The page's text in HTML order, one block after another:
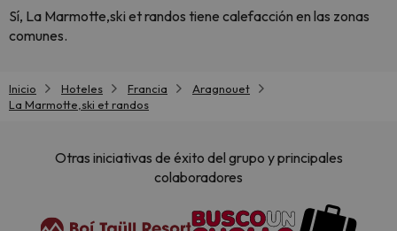
Sí, La Marmotte,ski et randos tiene calefacción en las zonas
comunes.
Inicio Hoteles Francia
Aragnouet
La Marmotte,ski et randos
Otras iniciativas de éxito del grupo y principales
colaboradores